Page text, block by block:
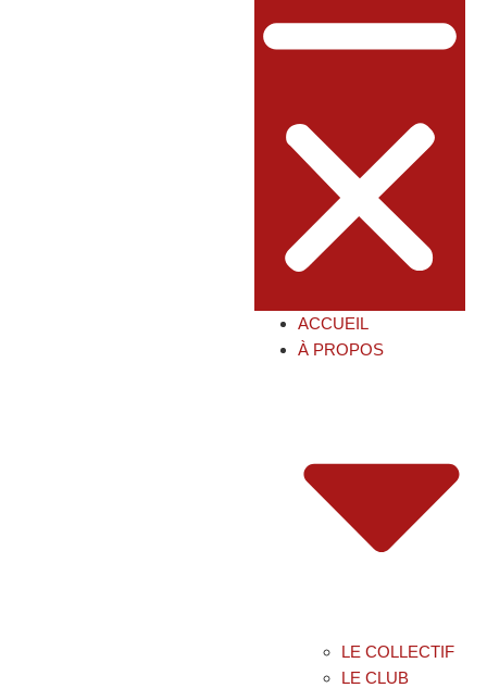
ACCUEIL
À PROPOS
LE COLLECTIF
LE CLUB